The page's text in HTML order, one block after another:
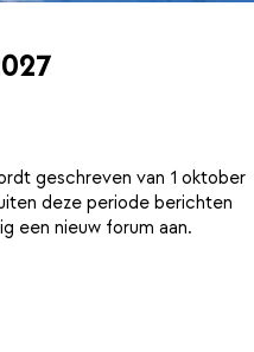
geschreven van 1 oktober
deze periode berichten
een nieuw forum aan.